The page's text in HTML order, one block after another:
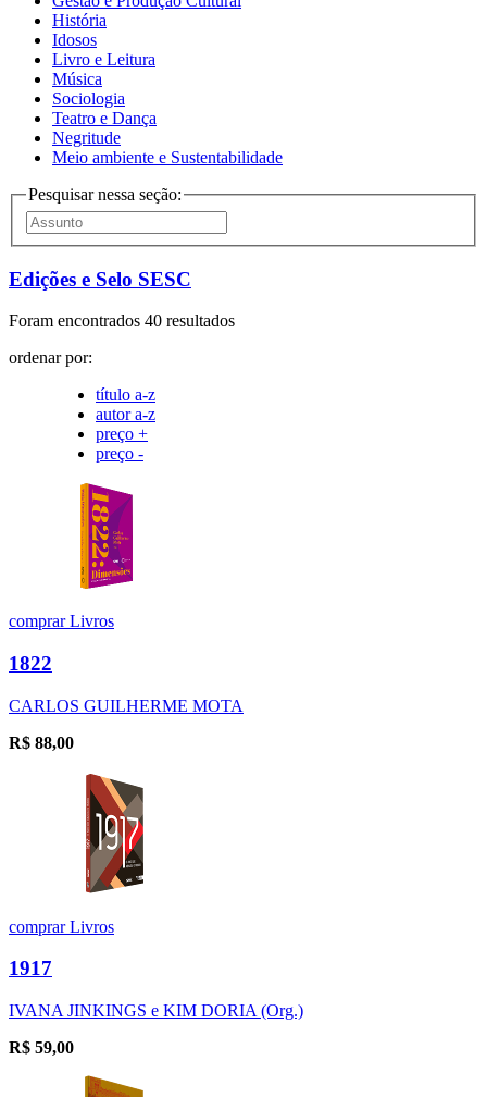
História
Idosos
Livro e Leitura
Música
Sociologia
Teatro e Dança
Negritude
Meio ambiente e Sustentabilidade
Pesquisar nessa seção:
Edições e Selo SESC
Foram encontrados 40 resultados
ordenar por:
título a-z
autor a-z
preço +
preço -
comprarLivros
1822
CARLOS GUILHERME MOTA
R$ 88,00
comprarLivros
1917
IVANA JINKINGS e KIM DORIA (Org.)
R$ 59,00